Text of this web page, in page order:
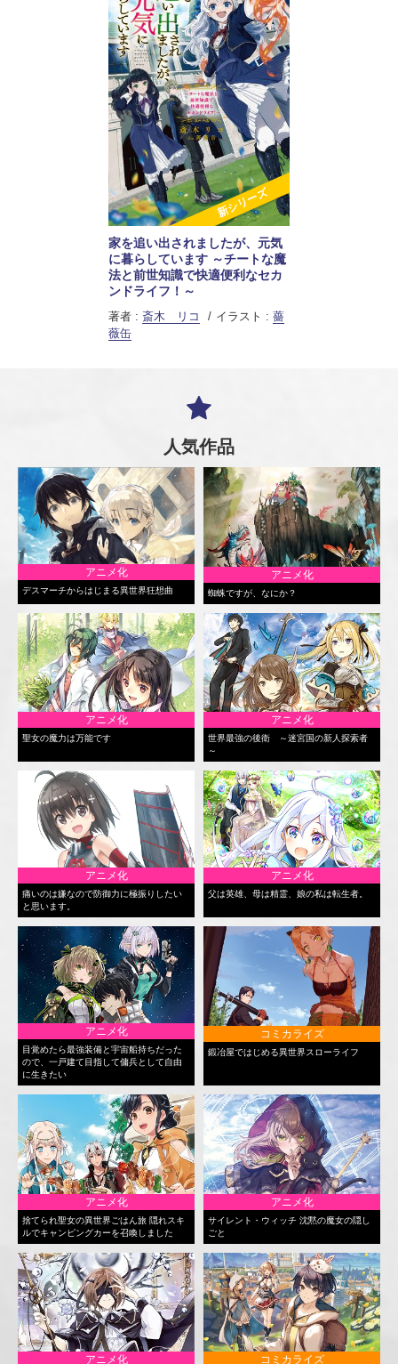
新シリーズ
家を追い出されましたが、元気
に暮らしています ～チートな魔
法と前世知識で快適便利なセカ
ンドライフ！～
著者 : 斎木 リコ イラスト : 薔
薇缶
人気作品
アニメ化
デスマーチからはじまる異世界狂想曲
アニメ化
蜘蛛ですが、なにか？
アニメ化
聖女の魔力は万能です
アニメ化
世界最強の後衛 ～迷宮国の新人探索者
～
アニメ化
痛いのは嫌なので防御力に極振りしたい
と思います。
アニメ化
父は英雄、母は精霊、娘の私は転生者。
アニメ化
目覚めたら最強装備と宇宙船持ちだった
ので、一戸建て目指して傭兵として自由
に生きたい
コミカライズ
鍛冶屋ではじめる異世界スローライフ
アニメ化
捨てられ聖女の異世界ごはん旅 隠れスキ
ルでキャンピングカーを召喚しました
アニメ化
サイレント・ウィッチ 沈黙の魔女の隠し
ごと
アニメ化 コミカライズ